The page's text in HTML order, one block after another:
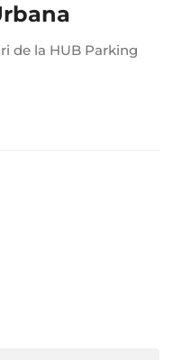
de la HUB Parking